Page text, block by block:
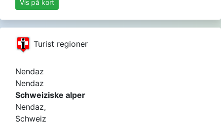
Vis på kort
Turist regioner
Nendaz
Nendaz
Schweiziske alper
Nendaz,
Schweiz